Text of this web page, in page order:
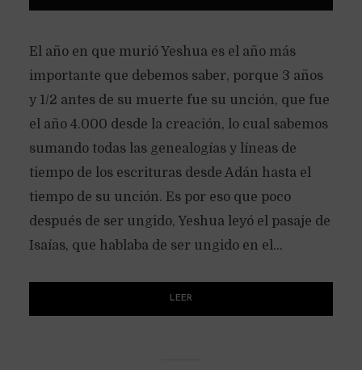
El año en que murió Yeshua es el año más
importante que debemos saber, porque 3 años
y 1/2 antes de su muerte fue su unción, que fue
el año 4.000 desde la creación, lo cual sabemos
sumando todas las genealogías y líneas de
tiempo de los escrituras desde Adán hasta el
tiempo de su unción. Es por eso que poco
después de ser ungido, Yeshua leyó el pasaje de
Isaías, que hablaba de ser ungido en el...
LEER